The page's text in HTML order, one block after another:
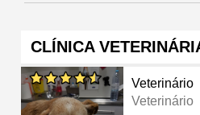
CLÍNICA
Veterinário
Veterinário